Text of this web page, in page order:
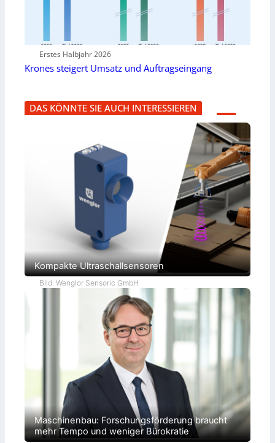
Erstes Halbjahr 2026
Krones steigert Umsatz und Auftragseingang
DAS KÖNNTE SIE AUCH INTERESSIEREN
Kompakte Ultraschallsensoren
Bild: Wenglor Sensoric GmbH
Maschinenbau: Forschungsförderung braucht
mehr Tempo und weniger Bürokratie